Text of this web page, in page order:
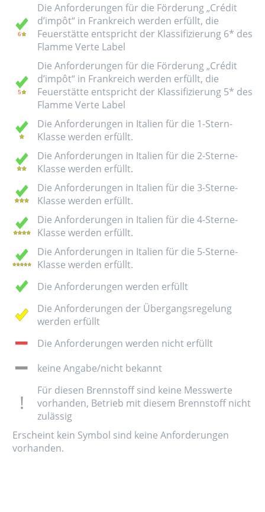
Die Anforderungen für die Förderung „Crédit
d’impôt“ in Frankreich werden erfüllt, die
Feuerstätte entspricht der Klassifizierung 6* des
Flamme Verte Label
Die Anforderungen für die Förderung „Crédit
d’impôt“ in Frankreich werden erfüllt, die
Feuerstätte entspricht der Klassifizierung 5* des
Flamme Verte Label
Die Anforderungen in Italien für die 1-Stern-
Klasse werden erfüllt.
Die Anforderungen in Italien für die 2-Sterne-
Klasse werden erfüllt.
Die Anforderungen in Italien für die 3-Sterne-
Klasse werden erfüllt.
Die Anforderungen in Italien für die 4-Sterne-
Klasse werden erfüllt.
Die Anforderungen in Italien für die 5-Sterne-
Klasse werden erfüllt.
Die Anforderungen werden erfüllt
Die Anforderungen der Übergangsregelung
werden erfüllt
Die Anforderungen werden nicht erfüllt
keine Angabe/nicht bekannt
Für diesen Brennstoff sind keine Messwerte
vorhanden, Betrieb mit diesem Brennstoff nicht
zulässig
Erscheint kein Symbol sind keine Anforderungen
vorhanden.